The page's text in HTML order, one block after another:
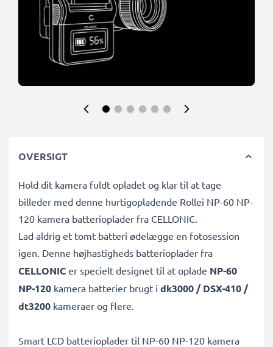
OVERSIGT
Hold dit kamera fuldt opladet og klar til at tage
billeder med denne hurtigopladende Rollei NP-60 NP-
120 kamera batterioplader fra CELLONIC.
Lad aldrig et tomt batteri ødelægge en fotosession
igen. Denne højhastigheds batterioplader fra
CELLONIC er specielt designet til at oplade NP-60
NP-120 kamera batterier brugt i dk3000 / DSX-410 /
dt3200 kameraer og flere.
Smart LCD batterioplader til NP-60 NP-120 kamera